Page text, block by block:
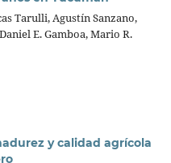
Tarulli, Agustín Sanzano,
E. Gamboa, Mario R.
y calidad agrícola